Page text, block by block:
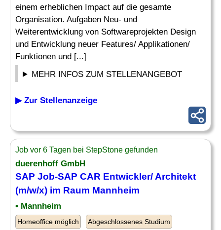
einem erheblichen Impact auf die gesamte
Organisation. Aufgaben Neu- und
Weiterentwicklung von Softwareprojekten Design
und Entwicklung neuer Features/ Applikationen/
Funktionen und [...]
MEHR INFOS ZUM STELLENANGEBOT
▶ Zur Stellenanzeige
Job vor 6 Tagen bei StepStone gefunden
duerenhoff GmbH
SAP Job-SAP CAR Entwickler/ Architekt
(m/w/x) im Raum Mannheim
• Mannheim
Homeoffice möglich Abgeschlossenes Studium